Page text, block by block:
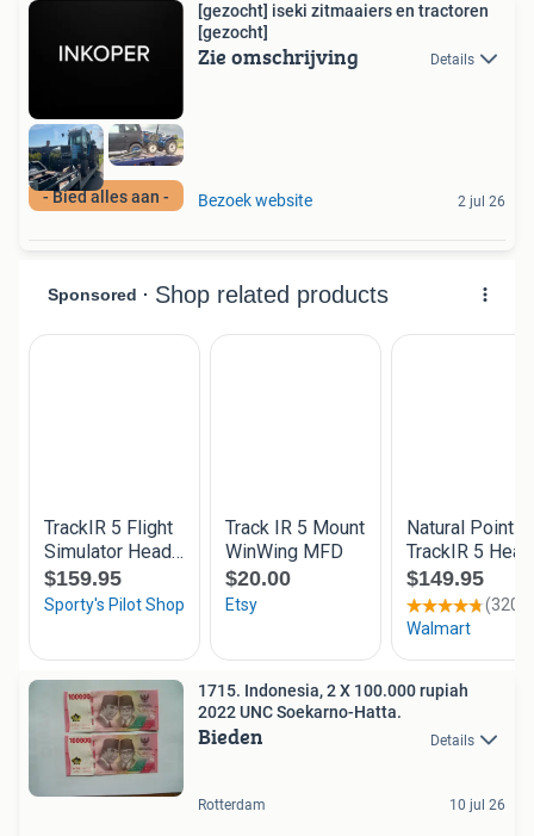
- Bied alles aan -
[gezocht] iseki zitmaaiers en tractoren
[gezocht]
Zie omschrijving Details
Bezoek website 2 jul 26
1715. Indonesia, 2 X 100.000 rupiah
2022 UNC Soekarno-Hatta.
Bieden Details
Rotterdam 10 jul 26